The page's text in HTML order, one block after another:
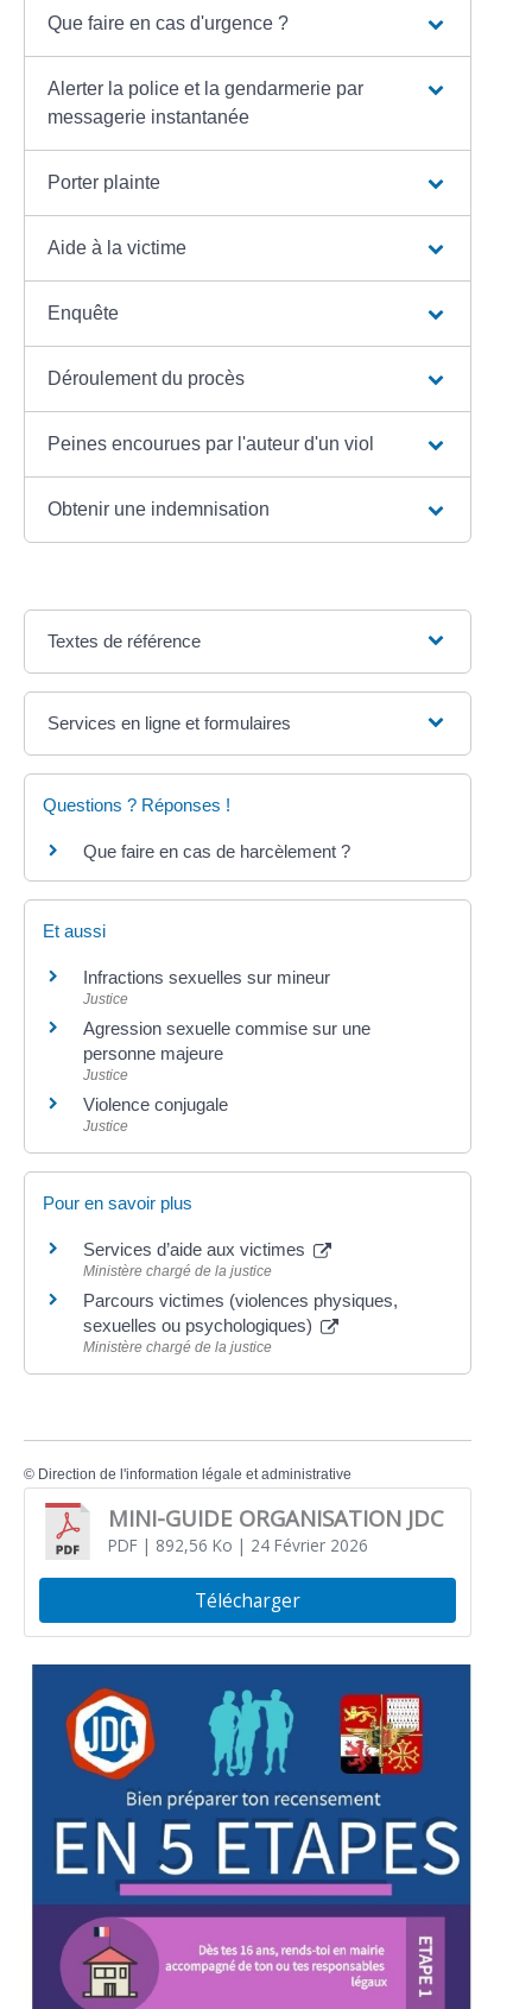
Que faire en cas d'urgence ?
Alerter la police et la gendarmerie par
messagerie instantanée
Porter plainte
Aide à la victime
Enquête
Déroulement du procès
Peines encourues par l'auteur d'un viol
Obtenir une indemnisation
Textes de référence
Services en ligne et formulaires
Questions ? Réponses !
Que faire en cas de harcèlement ?
Et aussi
Infractions sexuelles sur mineur
Justice
Agression sexuelle commise sur une
personne majeure
Justice
Violence conjugale
Justice
Pour en savoir plus
Services d’aide aux victimes
Ministère chargé de la justice
Parcours victimes (violences physiques,
sexuelles ou psychologiques)
Ministère chargé de la justice
© Direction de l'information légale et administrative
MINI-GUIDE ORGANISATION JDC
PDF| 892,56 Ko | 24 Février 2026
Télécharger